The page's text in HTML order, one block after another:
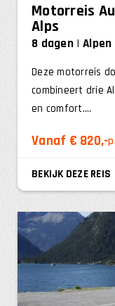
Motorreis
Alps
8 dagen Alpen
Deze motorreis
combineert drie
en comfort....
Vanaf € 820,-
BEKIJK DEZE REIS